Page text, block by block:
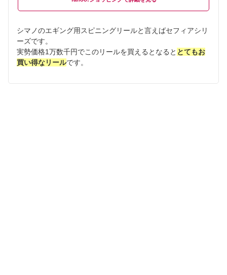
シマノのエギング用スピニングリールと言えばセフィアシリ
ーズです。
実勢価格1万数千円でこのリールを買えるとなると とてもお
買い得なリールです。